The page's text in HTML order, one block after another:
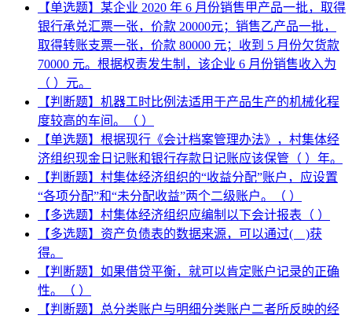
【单选题】某企业 2020 年 6 月份销售甲产品一批，取得
银行承兑汇票一张，价款 20000元；销售乙产品一批，
取得转账支票一张，价款 80000 元；收到 5 月份欠货款
70000 元。根据权责发生制，该企业 6 月份销售收入为
（ ）元。
【判断题】机器工时比例法适用于产品生产的机械化程
度较高的车间。（ ）
【单选题】根据现行《会计档案管理办法》，村集体经
济组织现金日记账和银行存款日记账应该保管（ ）年。
【判断题】村集体经济组织的“收益分配”账户，应设置
“各项分配”和“未分配收益”两个二级账户。（ ）
【多选题】村集体经济组织应编制以下会计报表（ ）
【多选题】资产负债表的数据来源，可以通过( )获
得。
【判断题】如果借贷平衡，就可以肯定账户记录的正确
性。（ ）
【判断题】总分类账户与明细分类账户二者所反映的经